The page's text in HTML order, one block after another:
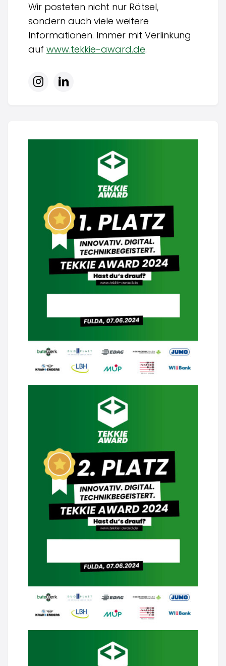
Wir posteten nicht nur Rätsel,
sondern auch viele weitere
Informationen. Immer mit Verlinkung
auf www.tekkie-award.de.